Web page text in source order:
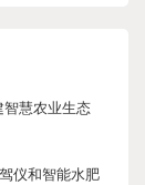
智慧农业生态
仪和智能水肥